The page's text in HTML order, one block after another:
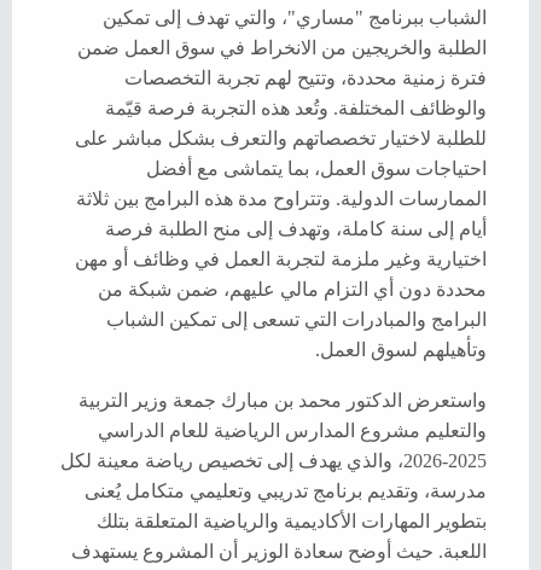
الشباب ببرنامج "مساري"، والتي تهدف إلى تمكين
الطلبة والخريجين من الانخراط في سوق العمل ضمن
فترة زمنية محددة، وتتيح لهم تجربة التخصصات
والوظائف المختلفة. وتُعد هذه التجربة فرصة قيّمة
للطلبة لاختيار تخصصاتهم والتعرف بشكل مباشر على
احتياجات سوق العمل، بما يتماشى مع أفضل
الممارسات الدولية. وتتراوح مدة هذه البرامج بين ثلاثة
أيام إلى سنة كاملة، وتهدف إلى منح الطلبة فرصة
اختيارية وغير ملزمة لتجربة العمل في وظائف أو مهن
محددة دون أي التزام مالي عليهم، ضمن شبكة من
البرامج والمبادرات التي تسعى إلى تمكين الشباب
وتأهيلهم لسوق العمل.
واستعرض الدكتور محمد بن مبارك جمعة وزير التربية
والتعليم مشروع المدارس الرياضية للعام الدراسي
2025-2026، والذي يهدف إلى تخصيص رياضة معينة لكل
مدرسة، وتقديم برنامج تدريبي وتعليمي متكامل يُعنى
بتطوير المهارات الأكاديمية والرياضية المتعلقة بتلك
اللعبة. حيث أوضح سعادة الوزير أن المشروع يستهدف